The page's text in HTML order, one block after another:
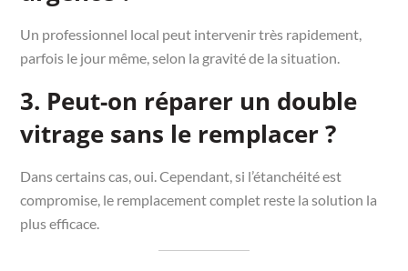
Un professionnel local peut intervenir très rapidement,
parfois le jour même, selon la gravité de la situation.
3. Peut-on réparer un double
vitrage sans le remplacer ?
Dans certains cas, oui. Cependant, si l’étanchéité est
compromise, le remplacement complet reste la solution la
plus efficace.